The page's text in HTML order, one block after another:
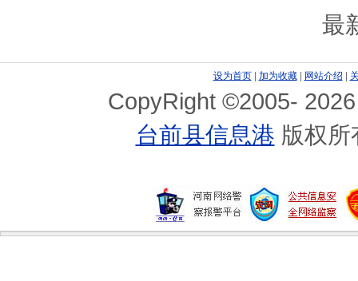
最
设为首页| 加为收藏| 网站介绍 |
CopyRight ©2005-
台前县信息港 版权